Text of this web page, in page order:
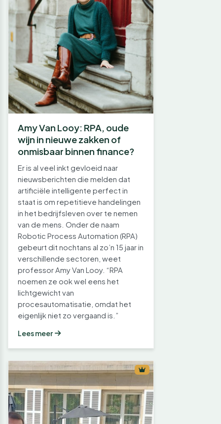
Amy Van Looy: RPA, oude
wijn in nieuwe zakken of
onmisbaar binnen finance?
Er is al veel inkt gevloeid naar
nieuwsberichten die melden dat
artificiële intelligente perfect in
staat is om repetitieve handelingen
in het bedrijfsleven over te nemen
van de mens. Onder de naam
Robotic Process Automation (RPA)
gebeurt dit nochtans al zo’n 15 jaar in
verschillende sectoren, weet
professor Amy Van Looy. “RPA
noemen ze ook wel eens het
lichtgewicht van
procesautomatisatie, omdat het
eigenlijk niet zo vergaand is.”
Lees meer